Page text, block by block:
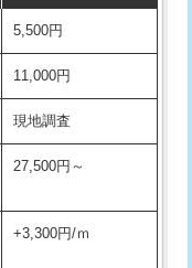
16,500円
16,500円
16,500円
3,300円
5,500円
5,500円
11,000円
現地調査
27,500円～
+3,300円/ｍ